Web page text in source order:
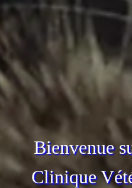
Bienvenue
Clinique